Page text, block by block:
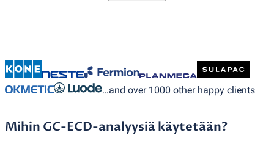
…and over 1000 other happy clients
Mihin GC-ECD-analyysiä käytetään?